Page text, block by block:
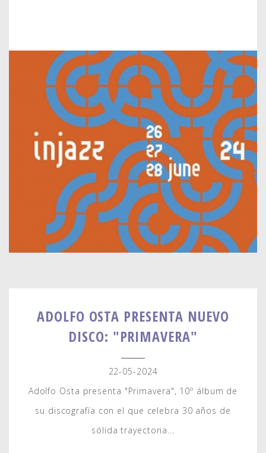
ADOLFO OSTA PRESENTA NUEVO
DISCO: "PRIMAVERA"
22-05-2024
Adolfo Osta presenta "Primavera", 10º álbum de
su discografía con el que celebra 30 años de
sólida trayectoria...